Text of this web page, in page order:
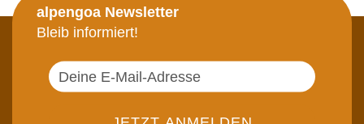
alpengoa Newsletter
Bleib informiert!